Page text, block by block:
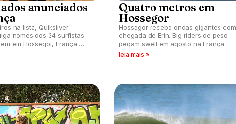
anunciados
na lista, Quiksilver
nomes dos 34 surfistas
em Hossegor, França.
comparecer.
Quatro metros em
Hossegor
Hossegor recebe ondas gigantes com
chegada de Erin. Big riders de peso
pegam swell em agosto na França.
leia mais »